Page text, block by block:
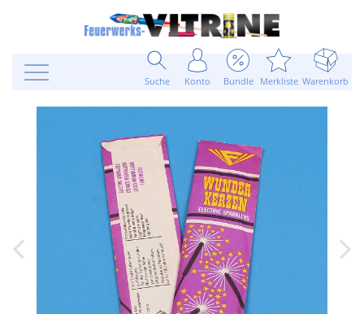
Suche Konto Bundle Merkliste Warenkorb